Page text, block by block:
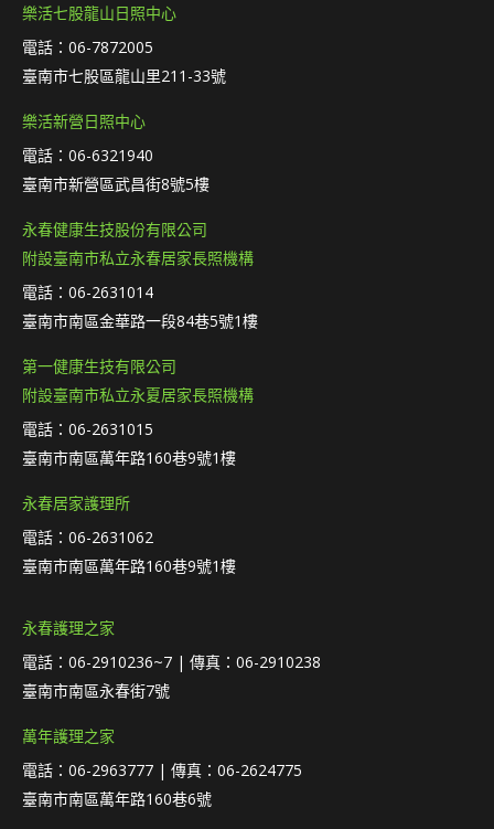
樂活七股龍山日照中心
電話：06-7872005
臺南市七股區龍山里211-33號
樂活新營日照中心
電話：06-6321940
臺南市新營區武昌街8號5樓
永春健康生技股份有限公司
附設臺南市私立永春居家長照機構
電話：06-2631014
臺南市南區金華路一段84巷5號1樓
第一健康生技有限公司
附設臺南市私立永夏居家長照機構
電話：06-2631015
臺南市南區萬年路160巷9號1樓
永春居家護理所
電話：06-2631062
臺南市南區萬年路160巷9號1樓
永春護理之家
電話：06-2910236~7 | 傳真：06-2910238
臺南市南區永春街7號
萬年護理之家
電話：06-2963777 | 傳真：06-2624775
臺南市南區萬年路160巷6號